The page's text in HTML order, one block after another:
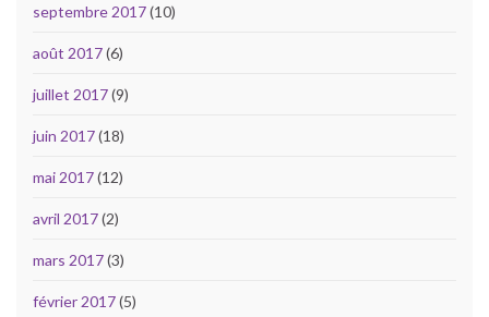
septembre 2017(10)
août 2017(6)
juillet 2017(9)
juin 2017(18)
mai 2017(12)
avril 2017(2)
mars 2017(3)
février 2017(5)